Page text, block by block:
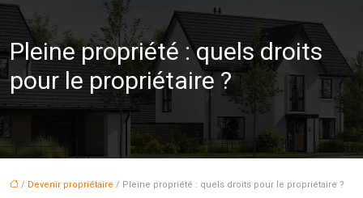
Pleine propriété : quels droits
pour le propriétaire ?
/ Devenir propriétaire / Pleine propriété : quels droits pour le propriétaire ?